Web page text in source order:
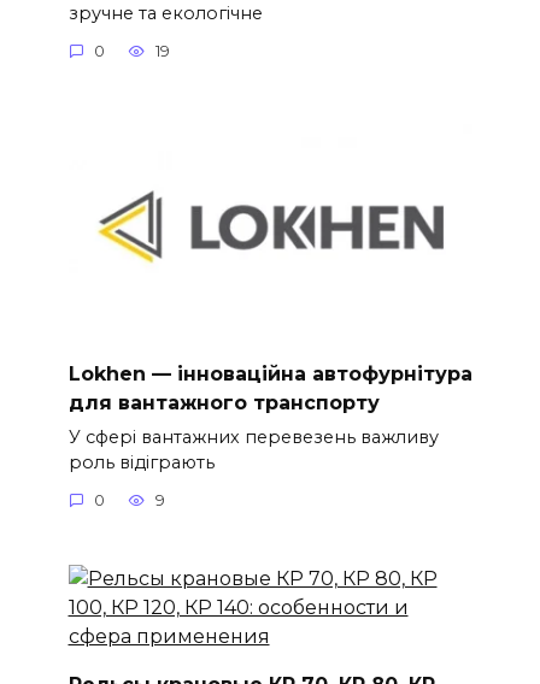
зручне та екологічне
0 19
Lokhen — інноваційна автофурнітура
для вантажного транспорту
У сфері вантажних перевезень важливу
роль відіграють
0 9